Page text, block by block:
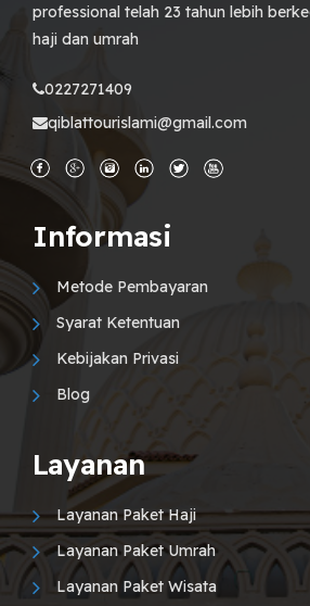
professional telah 23 tahun lebih
haji dan umrah
0227271409
qiblattourislami@gmail.com
Informasi
Metode Pembayaran
Syarat Ketentuan
Kebijakan Privasi
Blog
Layanan
Layanan Paket Haji
Layanan Paket Umrah
Layanan Paket Wisata